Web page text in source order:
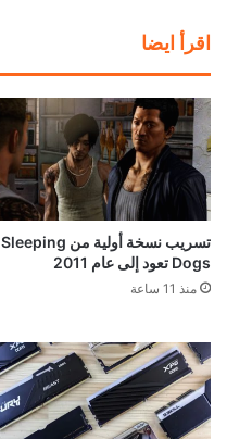
اقرأ ايضا
تسريب نسخة أولية من Sleeping
Dogs تعود إلى عام 2011
منذ 11 ساعة